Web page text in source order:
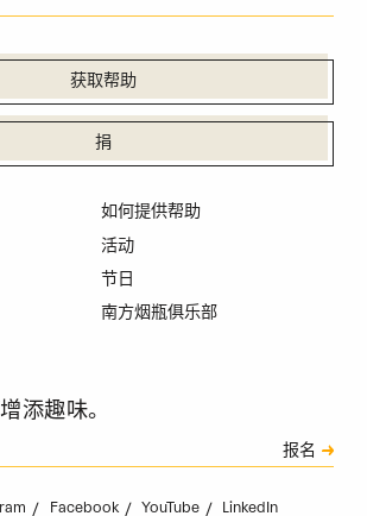
获取帮助
捐
如何提供帮助
活动
节日
南方烟瓶俱乐部
添趣味。
报名
Facebook YouTube LinkedIn